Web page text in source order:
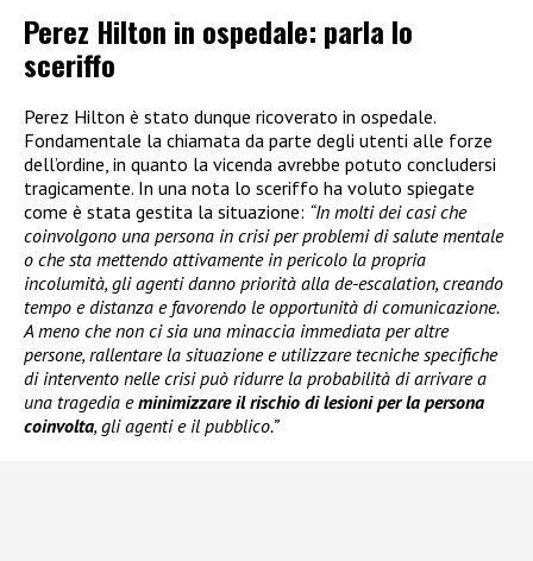
Perez Hilton in ospedale: parla lo
sceriffo
Perez Hilton è stato dunque ricoverato in ospedale.
Fondamentale la chiamata da parte degli utenti alle forze
dell’ordine, in quanto la vicenda avrebbe potuto concludersi
tragicamente. In una nota lo sceriffo ha voluto spiegate
come è stata gestita la situazione: “In molti dei casi che
coinvolgono una persona in crisi per problemi di salute mentale
o che sta mettendo attivamente in pericolo la propria
incolumità, gli agenti danno priorità alla de-escalation, creando
tempo e distanza e favorendo le opportunità di comunicazione.
A meno che non ci sia una minaccia immediata per altre
persone, rallentare la situazione e utilizzare tecniche specifiche
di intervento nelle crisi può ridurre la probabilità di arrivare a
una tragedia eminimizzare il rischio di lesioni per la persona
coinvolta, gli agenti e il pubblico.”